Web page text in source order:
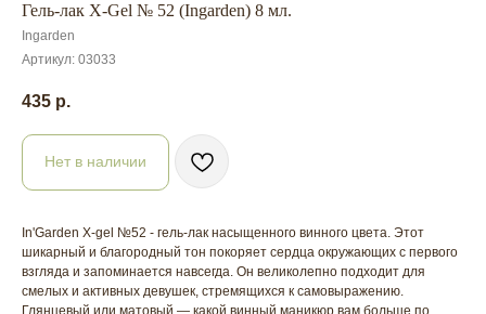
Гель-лак X-Gel № 52 (Ingarden) 8 мл.
Ingarden
Артикул: 03033
435 р.
Нет в наличии
In'Garden X-gel №52 - гель-лак насыщенного винного цвета. Этот
шикарный и благородный тон покоряет сердца окружающих с первого
взгляда и запоминается навсегда. Он великолепно подходит для
смелых и активных девушек, стремящихся к самовыражению.
Глянцевый или матовый — какой винный маникюр вам больше по